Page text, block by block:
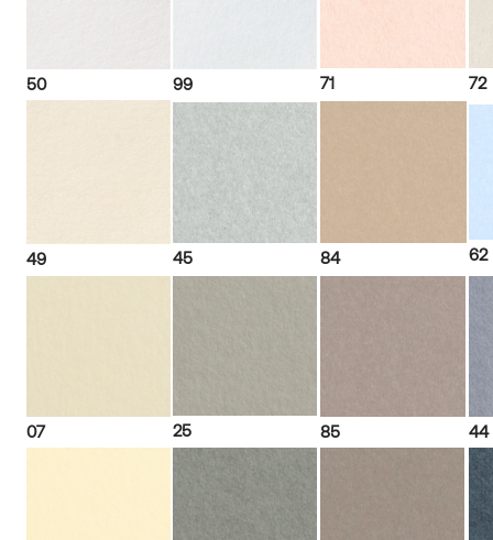
50 99 71 72
49 45 84 62
07 25 85 44